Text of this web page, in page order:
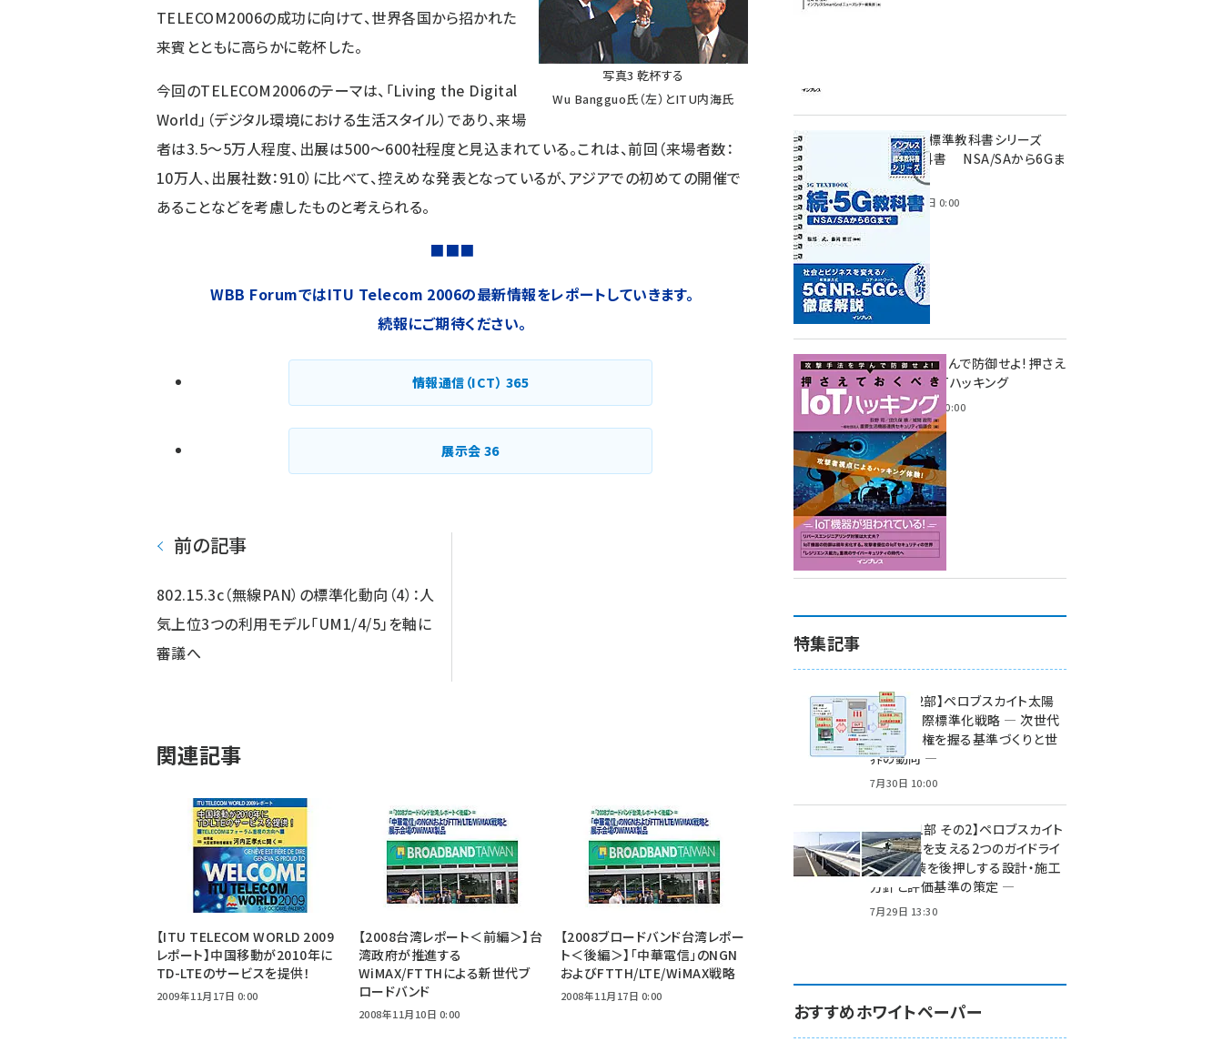
写真3 乾杯する
Wu Bangguo氏（左）とITU内海氏
TELECOM2006の成功に向けて、世界各国から招かれた
来賓とともに高らかに乾杯した。
今回のTELECOM2006のテーマは、「Living the Digital
World」（デジタル環境における生活スタイル）であり、来場
者は3.5～5万人程度、出展は500～600社程度と見込まれている。これは、前回（来場者数：
10万人、出展社数：910）に比べて、控えめな発表となっているが、アジアでの初めての開催で
あることなどを考慮したものと考えられる。
■■■
WBB ForumではITU Telecom 2006の最新情報をレポートしていきます。
続報にご期待ください。
情報通信（ICT） 365
展示会 36
前の記事
802.15.3c（無線PAN）の標準化動向（4）：人
気上位3つの利用モデル「UM1/4/5」を軸に
審議へ
関連記事
【ITU TELECOM WORLD 2009
レポート】中国移動が2010年に
TD-LTEのサービスを提供！
2009年11月17日 0:00
【2008台湾レポート＜前編＞】台
湾政府が推進する
WiMAX/FTTHによる新世代ブ
ロードバンド
2008年11月10日 0:00
【2008ブロードバンド台湾レポー
ト＜後編＞】「中華電信」のNGN
およびFTTH/LTE/WiMAX戦略
2008年11月17日 0:00
インプレス標準教科書シリーズ
続・5G教科書 NSA/SAから6Gま
2023年4月3日 0:00
攻撃手法を学んで防御せよ! 押さえ
ておくべきIoTハッキング
2022年6月14日 0:00
特集記事
特集【第2部】ペロブスカイト太陽
電池の国際標準化戦略 ― 次世代
市場の覇権を握る基準づくりと世
界の動向 ―
7月30日 10:00
特集【第1部 その2】ペロブスカイト
太陽電池を支える2つのガイドライ
ン ― 実装を後押しする設計・施工
方針と評価基準の策定 ―
7月29日 13:30
おすすめホワイトペーパー